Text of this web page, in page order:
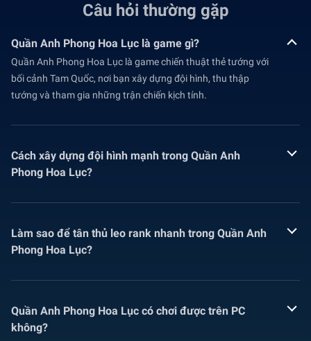
Câu hỏi thường gặp
Quần Anh Phong Hoa Lục là game gì?
Quần Anh Phong Hoa Lục là game chiến thuật thẻ tướng với
bối cảnh Tam Quốc, nơi bạn xây dựng đội hình, thu thập
tướng và tham gia những trận chiến kịch tính.
Cách xây dựng đội hình mạnh trong Quần Anh
Phong Hoa Lục?
Làm sao để tân thủ leo rank nhanh trong Quần Anh
Phong Hoa Lục?
Quần Anh Phong Hoa Lục có chơi được trên PC
không?